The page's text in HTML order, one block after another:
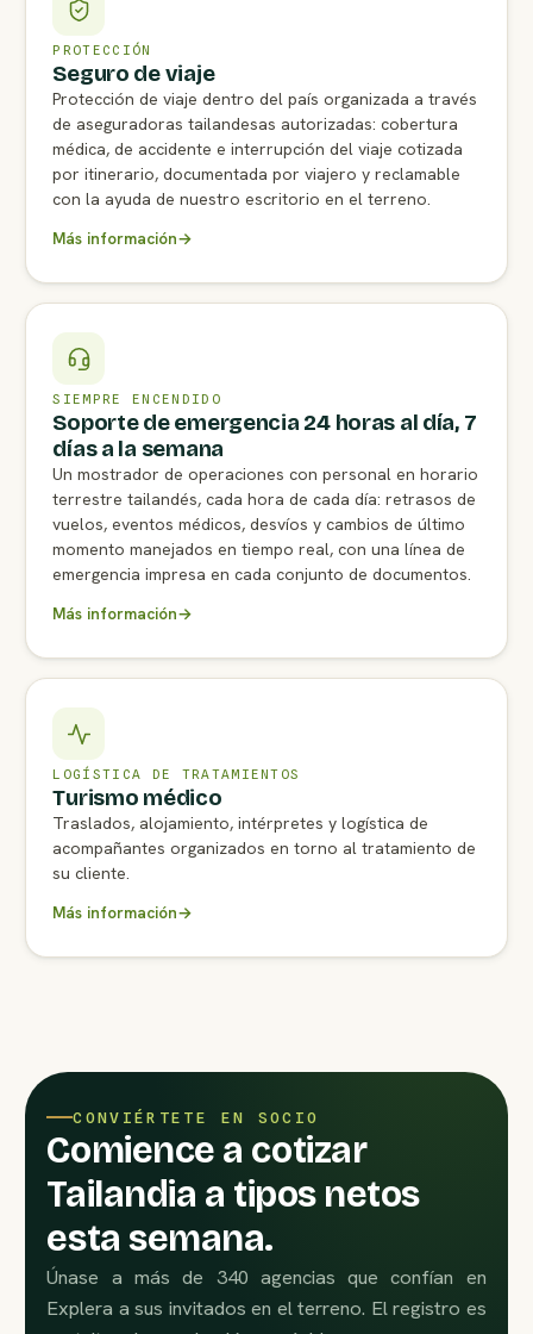
PROTECCIÓN
Seguro de viaje
Protección de viaje dentro del país organizada a través
de aseguradoras tailandesas autorizadas: cobertura
médica, de accidente e interrupción del viaje cotizada
por itinerario, documentada por viajero y reclamable
con la ayuda de nuestro escritorio en el terreno.
Más información→
SIEMPRE ENCENDIDO
Soporte de emergencia 24 horas al día, 7
días a la semana
Un mostrador de operaciones con personal en horario
terrestre tailandés, cada hora de cada día: retrasos de
vuelos, eventos médicos, desvíos y cambios de último
momento manejados en tiempo real, con una línea de
emergencia impresa en cada conjunto de documentos.
Más información→
LOGÍSTICA DE TRATAMIENTOS
Turismo médico
Traslados, alojamiento, intérpretes y logística de
acompañantes organizados en torno al tratamiento de
su cliente.
Más información→
CONVIÉRTETE EN SOCIO
Comience a cotizar
Tailandia a tipos netos
esta semana.
Únase a más de 340 agencias que confían en
Explera a sus invitados en el terreno. El registro es